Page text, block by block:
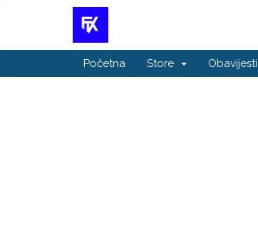
Početna Store Obavijesti